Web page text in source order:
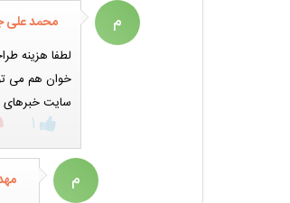
م محمد علی
لطفا هزینه
خوان هم می
سایت خبرهای
1
م